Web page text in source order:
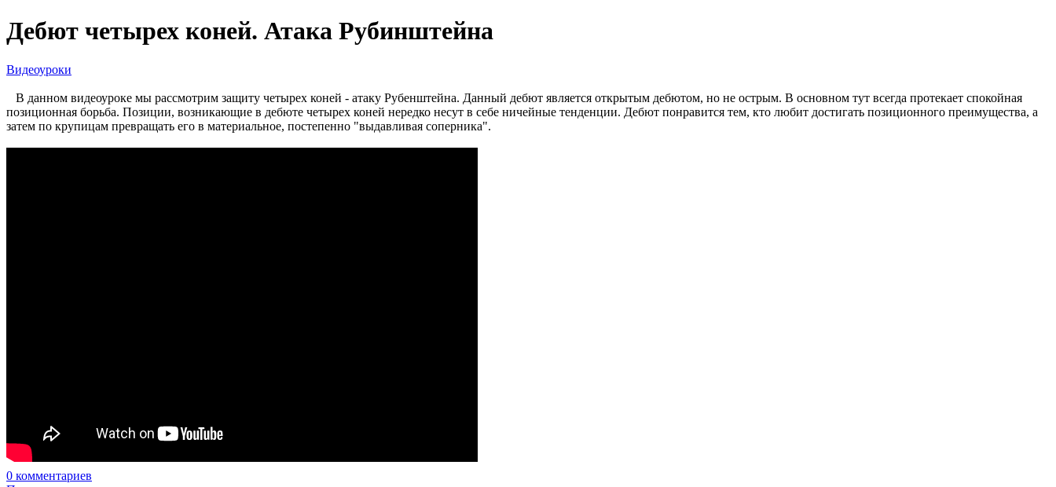
Дебют четырех коней. Атака Рубинштейна
Видеоуроки
В данном видеоуроке мы рассмотрим защиту четырех коней - атаку Рубенштейна. Данный дебют является открытым дебютом, но не острым. В основном тут всегда протекает спокойная
позиционная борьба. Позиции, возникающие в дебюте четырех коней нередко несут в себе ничейные тенденции. Дебют понравится тем, кто любит достигать позиционного преимущества, а
затем по крупицам превращать его в материальное, постепенно "выдавливая соперника".
0 комментариев